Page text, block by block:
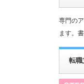
専門の
ます。
転職